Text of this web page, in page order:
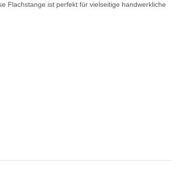
Flachstange ist perfekt für vielseitige handwerkliche